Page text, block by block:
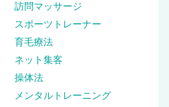
訪問マッサージ
スポーツトレーナー
育毛療法
ネット集客
操体法
メンタルトレーニング